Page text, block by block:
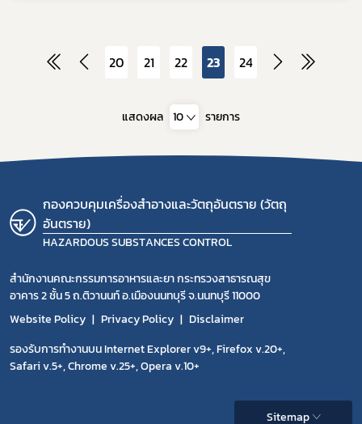
20 21 22 23 24
แสดงผล 10 รายการ
กองควบคุมเครื่องสำอางและวัตถุอันตราย (วัตถุ
อันตราย)
HAZARDOUS SUBSTANCES CONTROL
สำนักงานคณะกรรมการอาหารและยา กระทรวงสาธารณสุข
อาคาร 2 ชั้น 5 ถ.ติวานนท์ อ.เมืองนนทบุรี จ.นนทบุรี 11000
Website Policy
Privacy Policy
Disclaimer
รองรับการทำงานบน Internet Explorer v9+, Firefox v.20+,
Safari v.5+, Chrome v.25+, Opera v.10+
Sitemap